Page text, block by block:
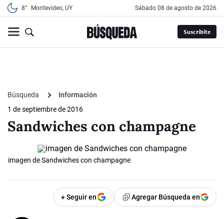
8° Montevideo, UY sábado 08 de agosto de 2026
Suscribite
Búsqueda
Información
1 de septiembre de 2016
Sandwiches con champagne
imagen de Sandwiches con champagne
+ Seguir en Agregar Búsqueda en